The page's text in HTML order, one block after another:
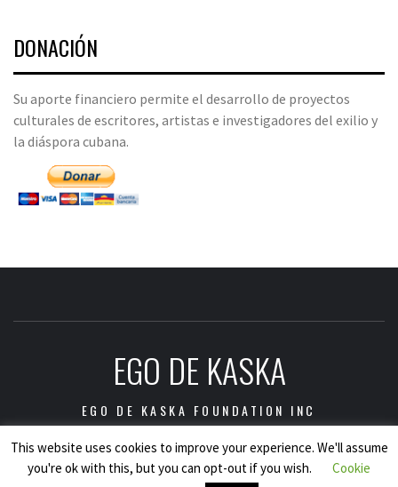
DONACIÓN
Su aporte financiero permite el desarrollo de proyectos
culturales de escritores, artistas e investigadores del exilio y
la diáspora cubana.
EGO DE KASKA
EGO DE KASKA FOUNDATION INC
Copyright © Ego de Kaska Foundation Inc., 2021. Tema:
This website uses cookies to improve your experience. We'll assume
you're ok with this, but you can opt-out if you wish.
Cookie